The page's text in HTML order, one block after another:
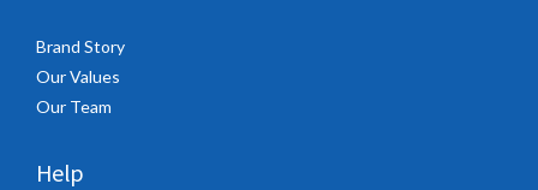
Brand Story
Our Values
Our Team
Help